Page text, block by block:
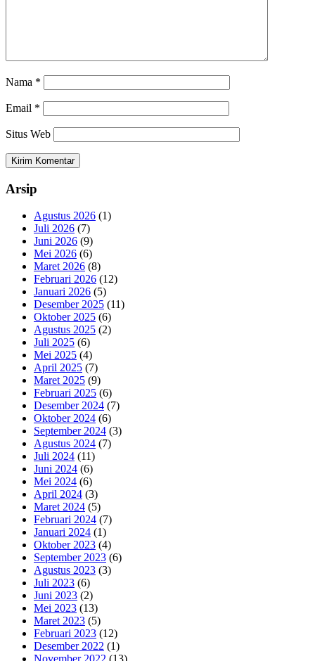
Nama *
Email *
Situs Web
Arsip
Agustus 2026 (1)
Juli 2026 (7)
Juni 2026 (9)
Mei 2026 (6)
Maret 2026 (8)
Februari 2026 (12)
Januari 2026 (5)
Desember 2025 (11)
Oktober 2025 (6)
Agustus 2025 (2)
Juli 2025 (6)
Mei 2025 (4)
April 2025 (7)
Maret 2025 (9)
Februari 2025 (6)
Desember 2024 (7)
Oktober 2024 (6)
September 2024 (3)
Agustus 2024 (7)
Juli 2024 (11)
Juni 2024 (6)
Mei 2024 (6)
April 2024 (3)
Maret 2024 (5)
Februari 2024 (7)
Januari 2024 (1)
Oktober 2023 (4)
September 2023 (6)
Agustus 2023 (3)
Juli 2023 (6)
Juni 2023 (2)
Mei 2023 (13)
Maret 2023 (5)
Februari 2023 (12)
Desember 2022 (1)